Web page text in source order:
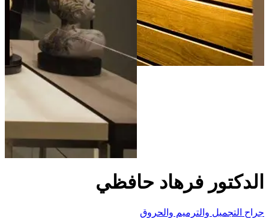
الدكتور فرهاد حافظي
جراح التجميل والترميم والحروق